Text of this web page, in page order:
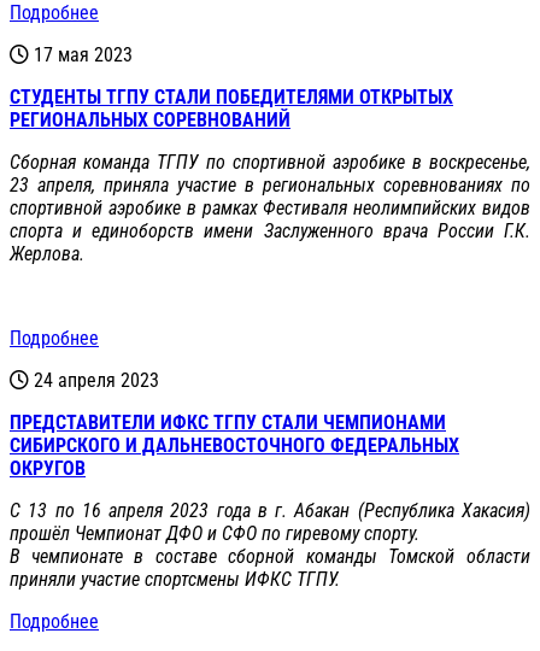
Подробнее
17 мая 2023
СТУДЕНТЫ ТГПУ СТАЛИ ПОБЕДИТЕЛЯМИ ОТКРЫТЫХ
РЕГИОНАЛЬНЫХ СОРЕВНОВАНИЙ
Сборная команда ТГПУ по спортивной аэробике в воскресенье,
23 апреля, приняла участие в региональных соревнованиях по
спортивной аэробике в рамках Фестиваля неолимпийских видов
спорта и единоборств имени Заслуженного врача России Г.К.
Жерлова.
Подробнее
24 апреля 2023
ПРЕДСТАВИТЕЛИ ИФКС ТГПУ СТАЛИ ЧЕМПИОНАМИ
СИБИРСКОГО И ДАЛЬНЕВОСТОЧНОГО ФЕДЕРАЛЬНЫХ
ОКРУГОВ
С 13 по 16 апреля 2023 года в г. Абакан (Республика Хакасия)
прошёл Чемпионат ДФО и СФО по гиревому спорту.
В чемпионате в составе сборной команды Томской области
приняли участие спортсмены ИФКС ТГПУ.
Подробнее